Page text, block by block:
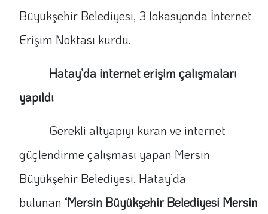
Büyükşehir Belediyesi, 3 lokasyonda İnternet
Erişim Noktası kurdu.
Hatay’da internet erişim çalışmaları
yapıldı
Gerekli altyapıyı kuran ve internet
güçlendirme çalışması yapan Mersin
Büyükşehir Belediyesi, Hatay’da
bulunan ‘Mersin Büyükşehir Belediyesi Mersin